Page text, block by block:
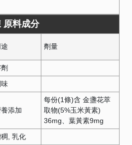
原料成分
劑量
添加
每份(1條)含 金盞花萃
取物(5%玉米黃素)
36mg、葉黃素9mg
乳化